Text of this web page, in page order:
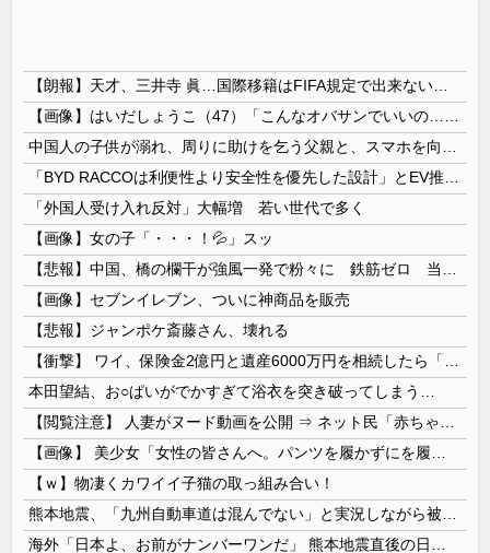
【朗報】天才、三井寺 眞…国際移籍はFIFA規定で出来ないから高校卒業したらドルトムントクラスありえるかｗｗｗｗ
【画像】はいだしょうこ（47）「こんなオバサンでいいの…？」
中国人の子供が溺れ、周りに助けを乞う父親と、スマホを向けてインプレ稼ぎの見物人
「BYD RACCOは利便性より安全性を優先した設計」とEV推進派がスカスカ構造を絶賛、これがRACCOの一番の特徴よな
「外国人受け入れ反対」大幅増 若い世代で多く
【画像】女の子「・・・！💦」スッ
【悲報】中国、橋の欄干が強風一発で粉々に 鉄筋ゼロ 当局「接着剤でくっつけただけ」「正常で、品質問題はない」
【画像】セブンイレブン、ついに神商品を販売
【悲報】ジャンポケ斎藤さん、壊れる
【衝撃】 ワイ、保険金2億円と遺産6000万円を相続したら「こう」なった・・・
本田望結、お○ぱいがでかすぎて浴衣を突き破ってしまう…
【閲覧注意】 人妻がヌード動画を公開 ⇒ ネット民「赤ちゃんに絶対に母乳を上げないで！」（衝撃動画）
【画像】 美少女「女性の皆さんへ。パンツを履かずにを履いてみてください」
【ｗ】物凄くカワイイ子猫の取っ組み合い！
熊本地震、「九州自動車道は混んでない」と実況しながら被災地へ向かう有名アナなどに批判殺到 全国紙記者「最新の状況をいち早く伝えることは報道機関としての責務」「情報を取り上げることには大きな意義がある」
海外「日本よ、お前がナンバーワンだ」 熊本地震直後の日本の対応のスピードに世界が衝撃